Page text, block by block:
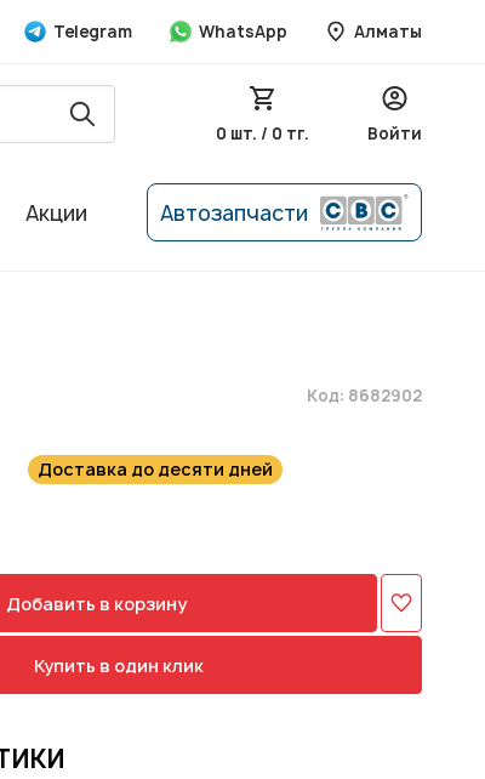
Telegram WhatsApp Алматы
0 шт. / 0 тг. Войти
Акции Автозапчасти
Код: 8682902
Доставка до десяти дней
Добавить в корзину
Купить в один клик